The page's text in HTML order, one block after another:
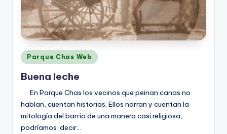
Posted
in
Parque Chas Web
Buena leche
En Parque Chas los vecinos que peinan canas no
hablan, cuentan historias. Ellos narran y cuentan la
mitología del barrio de una manera casi religiosa,
podríamos decir…